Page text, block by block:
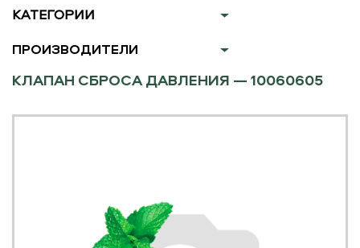
КАТЕГОРИИ
ПРОИЗВОДИТЕЛИ
КЛАПАН СБРОСА ДАВЛЕНИЯ — 10060605